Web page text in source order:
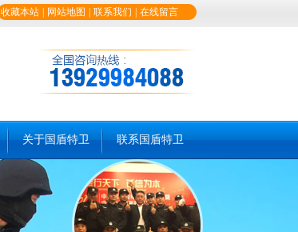
收藏本站 网站地图 联系我们 在线留言
关于国盾特卫 联系国盾特卫